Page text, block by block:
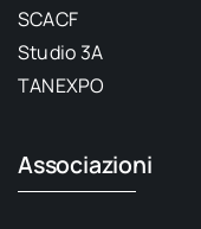
SCACF
Studio 3A
TANEXPO
Associazioni